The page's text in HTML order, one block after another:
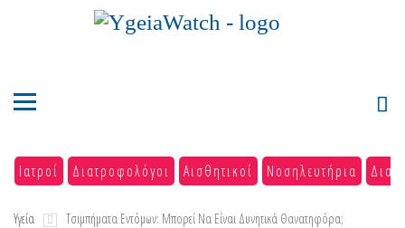
Ιατροί Διατροφολόγοι Αισθητικοί Νοσηλευτήρια
Υγεία Τσιμπήματα Εντόμων: Μπορεί Να Είναι Δυνητικά Θανατηφόρα;